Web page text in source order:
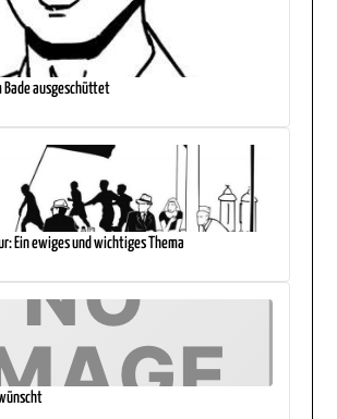
Bade ausgeschüttet
Ein ewiges und wichtiges Thema